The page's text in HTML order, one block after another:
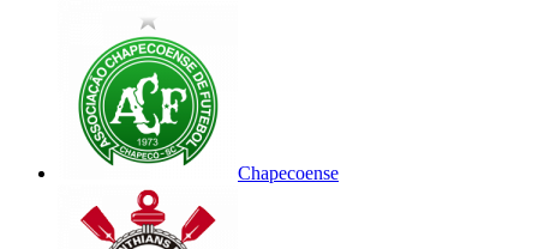
Chapecoense